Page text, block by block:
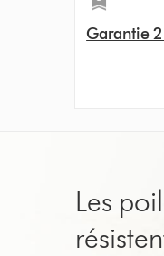
Garantie
Les